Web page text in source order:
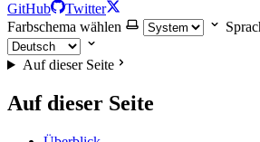
GitHub
Twitter
Farbschema wählen
Auf dieser Seite
Auf dieser Seite